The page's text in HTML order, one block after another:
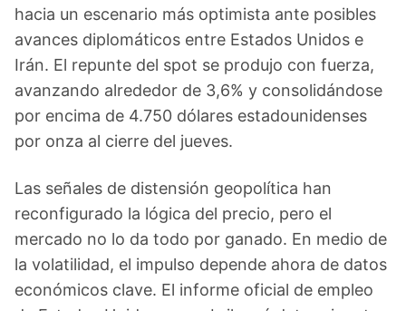
hacia un escenario más optimista ante posibles
avances diplomáticos entre Estados Unidos e
Irán. El repunte del spot se produjo con fuerza,
avanzando alrededor de 3,6% y consolidándose
por encima de 4.750 dólares estadounidenses
por onza al cierre del jueves.
Las señales de distensión geopolítica han
reconfigurado la lógica del precio, pero el
mercado no lo da todo por ganado. En medio de
la volatilidad, el impulso depende ahora de datos
económicos clave. El informe oficial de empleo